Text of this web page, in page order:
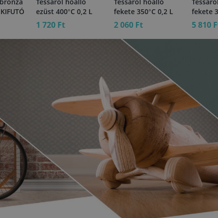
ezüst 400°C 0,2 L
1 720 Ft
fekete 350°C 0,2 L
2 060 Ft
fekete
5 810